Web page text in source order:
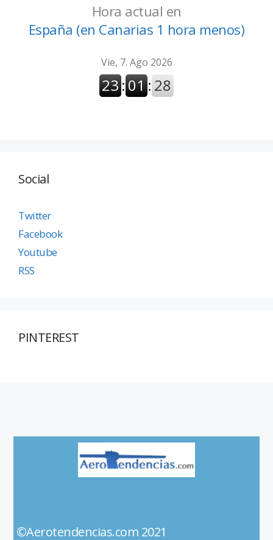
Hora actual en
España (en Canarias 1 hora menos)
Social
Twitter
Facebook
Youtube
RSS
PINTEREST
©Aerotendencias.com 2021